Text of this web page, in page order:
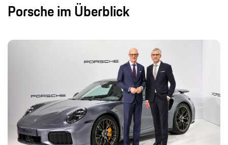
Porsche im Überblick